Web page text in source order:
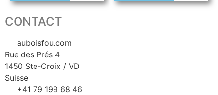
CONTACT
auboisfou.com
Rue des Prés 4
1450 Ste-Croix / VD
Suisse
+41 79 199 68 46